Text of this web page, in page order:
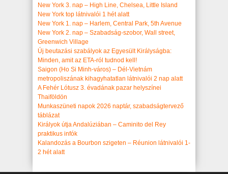
New York 3. nap – High Line, Chelsea, Little Island
New York top látnivalói 1 hét alatt
New York 1. nap – Harlem, Central Park, 5th Avenue
New York 2. nap – Szabadság-szobor, Wall street,
Greenwich Village
Új beutazási szabályok az Egyesült Királyságba:
Minden, amit az ETA-ról tudnod kell!
Saigon (Ho Si Minh-város) – Dél-Vietnám
metropoliszának kihagyhatatlan látnivalói 2 nap alatt
A Fehér Lótusz 3. évadának pazar helyszínei
Thaiföldön
Munkaszüneti napok 2026 naptár, szabadságtervező
táblázat
Királyok útja Andalúziában – Caminito del Rey
praktikus infók
Kalandozás a Bourbon szigeten – Réunion látnivalói 1-
2 hét alatt